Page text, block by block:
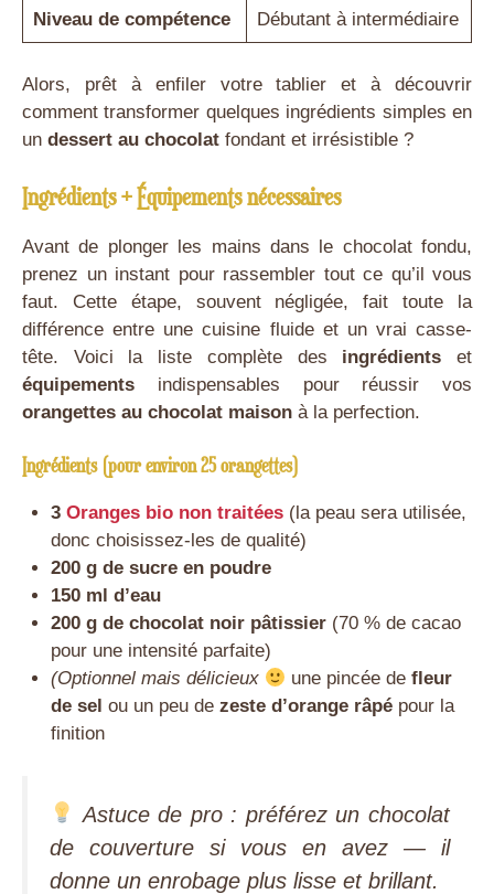
Niveau de compétence Débutant à intermédiaire
Alors, prêt à enfiler votre tablier et à découvrir
comment transformer quelques ingrédients simples en
un dessert au chocolat fondant et irrésistible ?
Ingrédients + Équipements nécessaires
Avant de plonger les mains dans le chocolat fondu,
prenez un instant pour rassembler tout ce qu’il vous
faut. Cette étape, souvent négligée, fait toute la
différence entre une cuisine fluide et un vrai casse-
tête. Voici la liste complète des ingrédients et
équipements indispensables pour réussir vos
orangettes au chocolat maison à la perfection.
Ingrédients (pour environ 25 orangettes)
3 Oranges bio non traitées(la peau sera utilisée,
donc choisissez-les de qualité)
200 g de sucre en poudre
150 ml d’eau
200 g de chocolat noir pâtissier(70 % de cacao
pour une intensité parfaite)
(Optionnel mais délicieux
une pincée de fleur
de sel ou un peu de zeste d’orange râpépour la
finition
Astuce de pro : préférez un chocolat
de couverture si vous en avez — il
donne un enrobage plus lisse et brillant.